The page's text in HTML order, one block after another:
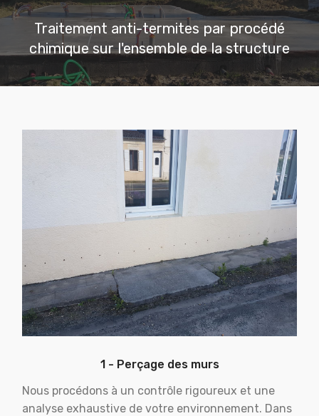
Traitement anti-termites par procédé
chimique sur l'ensemble de la structure
1 - Perçage des murs
Nous procédons à un contrôle rigoureux et une
analyse exhaustive de votre environnement. Dans